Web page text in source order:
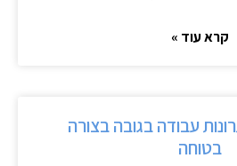
קרא עוד »
עבודה בגובה בצורה
בטוחה